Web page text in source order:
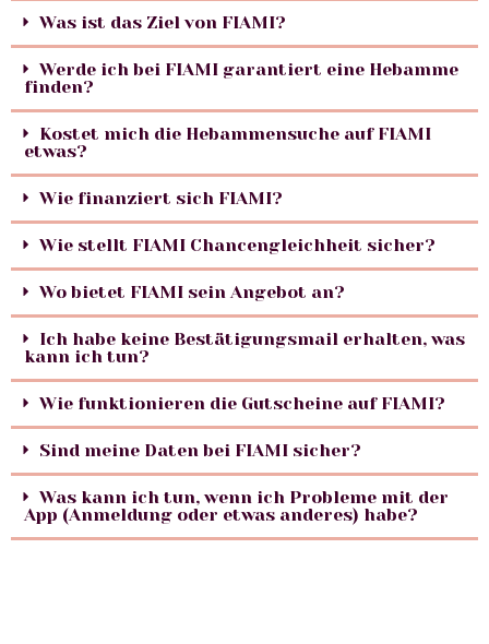
Was ist das Ziel von FIAMI?
Werde ich bei FIAMI garantiert eine Hebamme
finden?
Kostet mich die Hebammensuche auf FIAMI
etwas?
Wie finanziert sich FIAMI?
Wie stellt FIAMI Chancengleichheit sicher?
Wo bietet FIAMI sein Angebot an?
Ich habe keine Bestätigungsmail erhalten, was
kann ich tun?
Wie funktionieren die Gutscheine auf FIAMI?
Sind meine Daten bei FIAMI sicher?
Was kann ich tun, wenn ich Probleme mit der
App (Anmeldung oder etwas anderes) habe?